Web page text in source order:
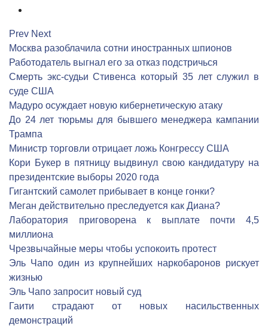
Prev Next
Москва разоблачила сотни иностранных шпионов
Работодатель выгнал его за отказ подстричься
Смерть экс-судьи Стивенса который 35 лет служил в
суде США
Мадуро осуждает новую кибернетическую атаку
До 24 лет тюрьмы для бывшего менеджера кампании
Трампа
Министр торговли отрицает ложь Конгрессу США
Кори Букер в пятницу выдвинул свою кандидатуру на
президентские выборы 2020 года
Гигантский самолет прибывает в конце гонки?
Меган действительно преследуется как Диана?
Лаборатория приговорена к выплате почти 4,5
миллиона
Чрезвычайные меры чтобы успокоить протест
Эль Чапо один из крупнейших наркобаронов рискует
жизнью
Эль Чапо запросит новый суд
Гаити страдают от новых насильственных
демонстраций